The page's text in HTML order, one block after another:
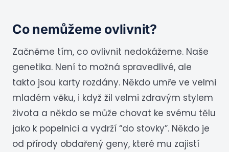
Co nemůžeme ovlivnit?
Začněme tím, co ovlivnit nedokážeme. Naše
genetika. Není to možná spravedlivé, ale
takto jsou karty rozdány. Někdo umře ve velmi
mladém věku, i když žil velmi zdravým stylem
života a někdo se může chovat ke svému tělu
jako k popelnici a vydrží “do stovky”. Někdo je
od přírody obdařený geny, které mu zajistí